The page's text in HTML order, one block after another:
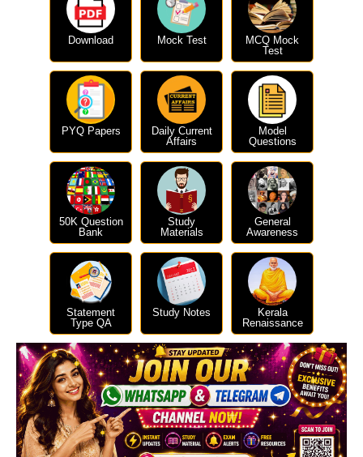
Download Mock Test
MCQ Mock
Test
PYQ Papers
Daily Current
Affairs
Model
Questions
50K Question
Bank
Study
Materials
General
Awareness
Statement
Type QA
Study Notes
Kerala
Renaissance